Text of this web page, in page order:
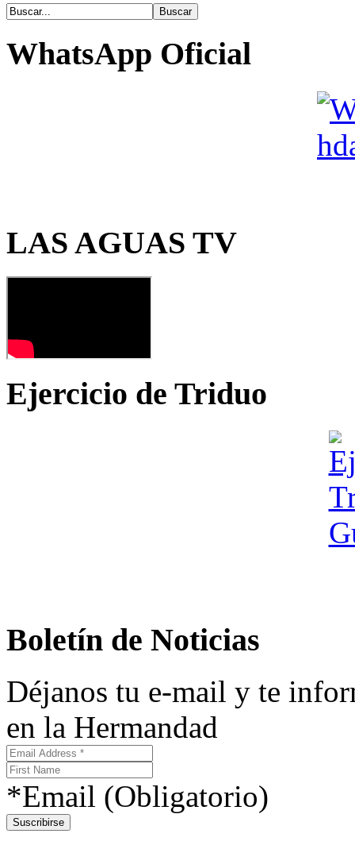
WhatsApp Oficial
LAS AGUAS TV
Ejercicio de Triduo
Boletín de Noticias
Déjanos tu e-mail y te
en la Hermandad
*Email (Obligatorio)